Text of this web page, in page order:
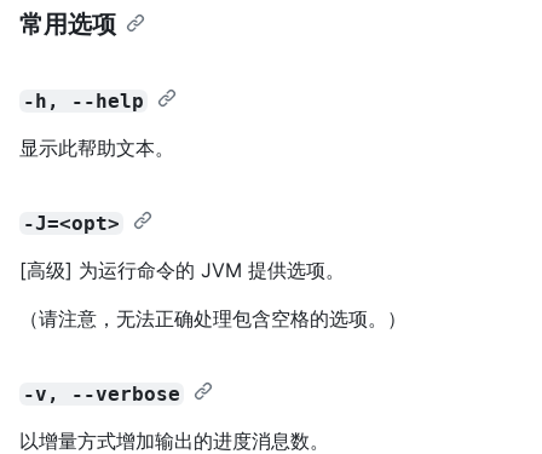
常用选项
-h, --help
显示此帮助文本。
-J=<opt>
[高级] 为运行命令的 JVM 提供选项。
（请注意，无法正确处理包含空格的选项。）
-v, --verbose
以增量方式增加输出的进度消息数。